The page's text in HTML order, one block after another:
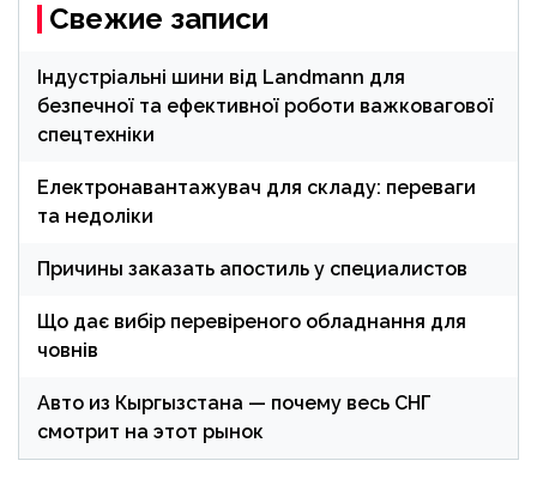
Свежие записи
Індустріальні шини від Landmann для
безпечної та ефективної роботи важковагової
спецтехніки
Електронавантажувач для складу: переваги
та недоліки
Причины заказать апостиль у специалистов
Що дає вибір перевіреного обладнання для
човнів
Авто из Кыргызстана — почему весь СНГ
смотрит на этот рынок